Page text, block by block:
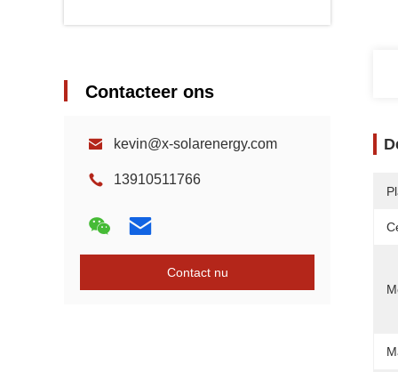
Contacteer ons
kevin@x-solarenergy.com
13910511766
Contact nu